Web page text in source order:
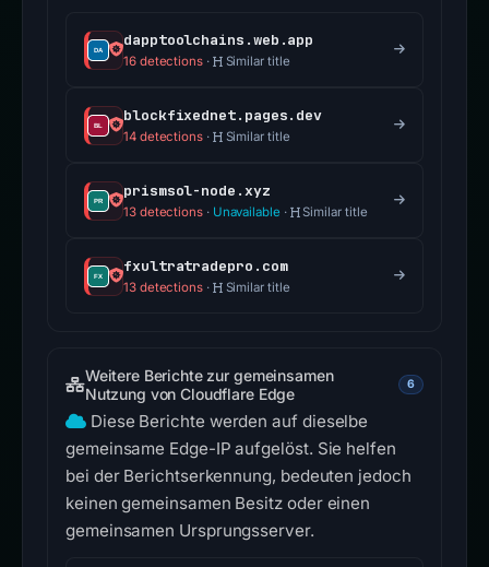
dapptoolchains.web.app
16 detections· Similar title
blockfixednet.pages.dev
14 detections· Similar title
prismsol-node.xyz
13 detections· Unavailable · Similar title
fxultratradepro.com
13 detections· Similar title
Weitere Berichte zur gemeinsamen
Nutzung von Cloudflare Edge
6
Diese Berichte werden auf dieselbe
gemeinsame Edge-IP aufgelöst. Sie helfen
bei der Berichtserkennung, bedeuten jedoch
keinen gemeinsamen Besitz oder einen
gemeinsamen Ursprungsserver.